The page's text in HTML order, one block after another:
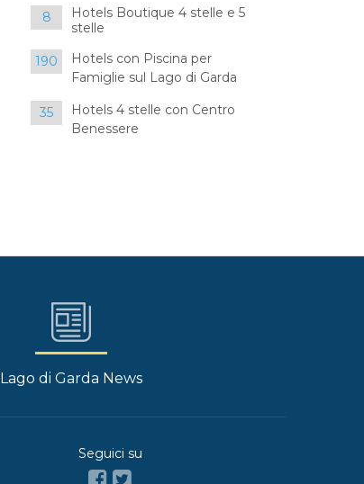
8
Hotels Boutique 4 stelle e 5
stelle
190
Hotels con Piscina per
Famiglie sul Lago di Garda
35
Hotels 4 stelle con Centro
Benessere
Lago di Garda News
Seguici su